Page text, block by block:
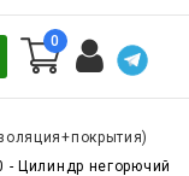
0
Цилиндр негорючий